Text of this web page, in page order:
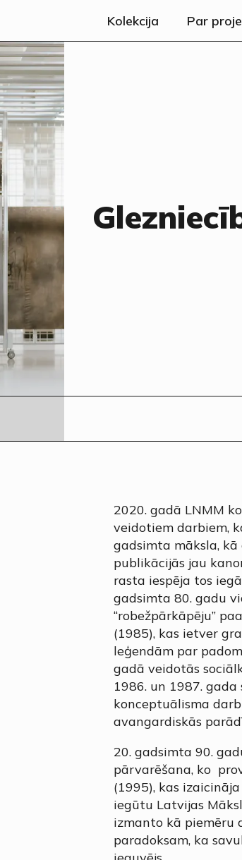
Kolekcija Par
2020. gadā LNMM
veidotiem darbiem,
gadsimta māksla,
publikācijās jau
rasta iespēja tos
gadsimta 80. gadu
“robežpārkāpēju”
(1985), kas ietver
leģendām par
gadā veidotās
1986. un 1987.
konceptuālisma
avangardiskās
20. gadsimta 90.
pārvarēšana, ko
(1995), kas
iegūtu Latvijas
izmanto kā piemēru
paradoksam, ka